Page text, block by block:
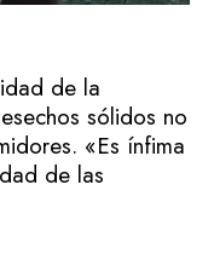
de la
sólidos no
«Es ínfima
de las